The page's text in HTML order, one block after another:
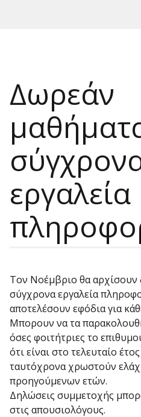
Δωρεάν
εργαλεία
Τον Νοέμβριο θα αρχίσουν
σύγχρονα εργαλεία
αποτελέσουν εφόδια για
Μπορουν να τα
όσες φοιτήτριες το
ότι είναι στο τελευταίο
ταυτόχρονα χρωστούν
προηγούμενων ετών.
Δηλώσεις συμμετοχής
στις απουσιολόγους.